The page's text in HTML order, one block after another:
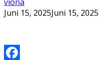
Juni 15, 2025Juni 15, 2025